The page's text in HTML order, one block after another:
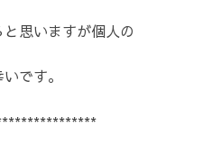
思いますが個人の
です。